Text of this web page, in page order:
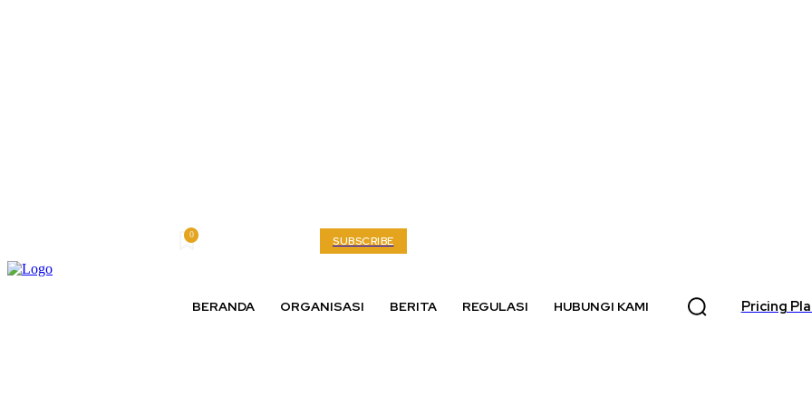
0 SUBSCRIBE
BERANDA ORGANISASI BERITA REGULASI HUBUNGI KAMI Pricing